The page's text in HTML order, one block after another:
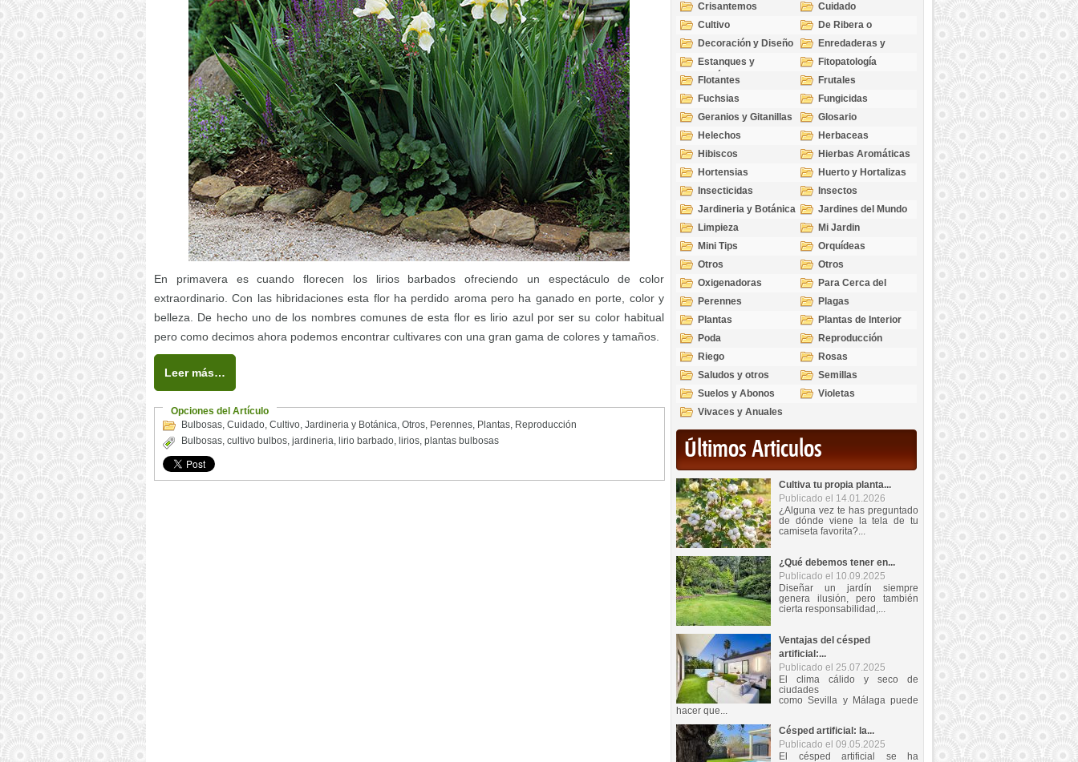
En primavera es cuando florecen los lirios barbados ofreciendo un espectáculo de color
extraordinario. Con las hibridaciones esta flor ha perdido aroma pero ha ganado en porte, color y
belleza. De hecho uno de los nombres comunes de esta flor es lirio azul por ser su color habitual
pero como decimos ahora podemos encontrar cultivares con una gran gama de colores y tamaños.
Leer más…
Opciones del Artículo
Bulbosas, Cuidado, Cultivo, Jardineria y Botánica, Otros, Perennes, Plantas, Reproducción
Bulbosas, cultivo bulbos, jardineria, lirio barbado, lirios, plantas bulbosas
Crisantemos
Cuidado
Cultivo
De Ribera o
Palustres
Decoración y Diseño
Enredaderas y
cubresuelos
Estanques y
Acuáticas
Fitopatología
Flotantes
Frutales
Fuchsias
Fungicidas
Geranios y Gitanillas
Glosario
Helechos
Herbaceas
Hibiscos
Hierbas Aromáticas
Hortensias
Huerto y Hortalizas
Insecticidas
Insectos
Jardineria y Botánica
Jardines del Mundo
Limpieza
Mi Jardin
Mini Tips
Orquídeas
Otros
Otros
Oxigenadoras
Para Cerca del
Estanque
Perennes
Plagas
Plantas
Plantas de Interior
Poda
Reproducción
Riego
Rosas
Saludos y otros
temas
Semillas
Suelos y Abonos
Violetas
Vivaces y Anuales
Últimos Articulos
Cultiva tu propia planta...
Publicado el 14.01.2026
¿Alguna vez te has preguntado
de dónde viene la tela de tu
camiseta favorita?...
¿Qué debemos tener en...
Publicado el 10.09.2025
Diseñar un jardín siempre
genera ilusión, pero también
cierta responsabilidad,...
Ventajas del césped
artificial:...
Publicado el 25.07.2025
El clima cálido y seco de
ciudades
como Sevilla y Málaga puede
hacer que...
Césped artificial: la...
Publicado el 09.05.2025
El césped artificial se ha